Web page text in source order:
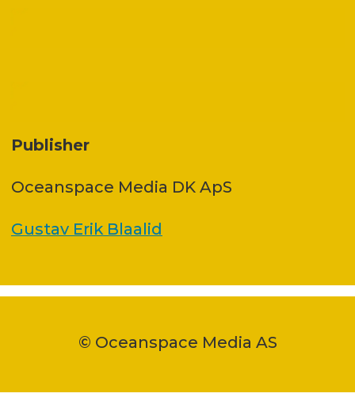
Publisher
Oceanspace Media DK ApS
Gustav Erik Blaalid
© Oceanspace Media AS